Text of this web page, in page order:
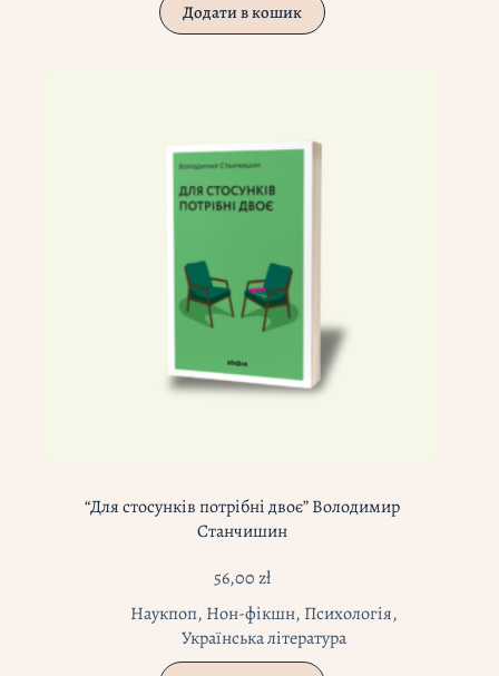
Додати в кошик
“Для стосунків потрібні двоє” Володимир
Станчишин
56,00zł
Наукпоп, Нон-фікшн, Психологія,
Українська література